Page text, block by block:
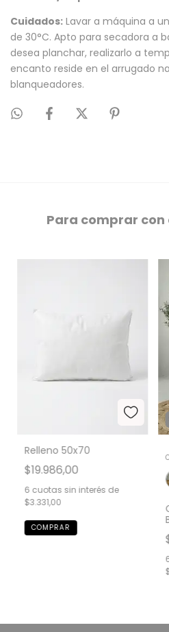
Cuidados: Lavar a máquina a
de 30°C. Apto para secadora a
desea planchar, realizarlo a
encanto reside en el arrugado
blanqueadores.
Para comprar
Relleno 50x70
$19.986,00
6 cuotas sin interés de
$3.331,00